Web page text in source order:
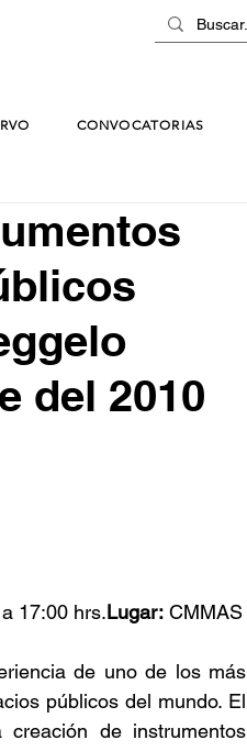
CONVOCATORIAS
del 2010
17:00 hrs.Lugar: CMMAS
de uno de los más
públicos del mundo. El
de instrumentos